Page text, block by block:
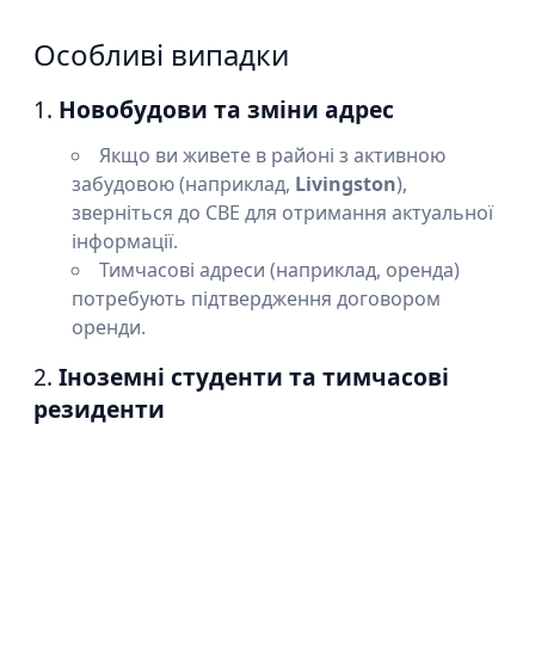
Особливі випадки
1. Новобудови та зміни адрес
Якщо ви живете в районі з активною
забудовою (наприклад, Livingston),
зверніться до CBE для отримання актуальної
інформації.
Тимчасові адреси (наприклад, оренда)
потребують підтвердження договором
оренди.
2. Іноземні студенти та тимчасові
резиденти